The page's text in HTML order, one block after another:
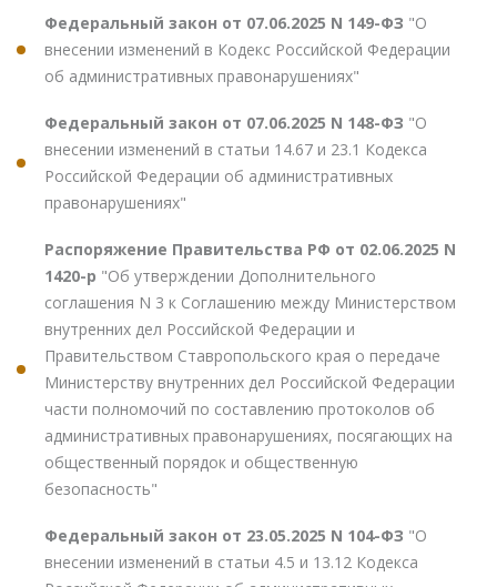
Федеральный закон от 07.06.2025 N 149-ФЗ "О
внесении изменений в Кодекс Российской Федерации
об административных правонарушениях"
Федеральный закон от 07.06.2025 N 148-ФЗ "О
внесении изменений в статьи 14.67 и 23.1 Кодекса
Российской Федерации об административных
правонарушениях"
Распоряжение Правительства РФ от 02.06.2025 N
1420-р "Об утверждении Дополнительного
соглашения N 3 к Соглашению между Министерством
внутренних дел Российской Федерации и
Правительством Ставропольского края о передаче
Министерству внутренних дел Российской Федерации
части полномочий по составлению протоколов об
административных правонарушениях, посягающих на
общественный порядок и общественную
безопасность"
Федеральный закон от 23.05.2025 N 104-ФЗ "О
внесении изменений в статьи 4.5 и 13.12 Кодекса